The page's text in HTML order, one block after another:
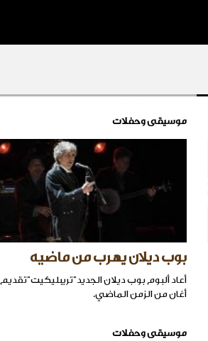
موسيقى وحفلات
بوب ديلان يهرب من ماضيه
أعاد ألبوم بوب ديلان الجديد"تريبليكيت"تقديم
أغان من الزمن الماضي.
موسيقى وحفلات